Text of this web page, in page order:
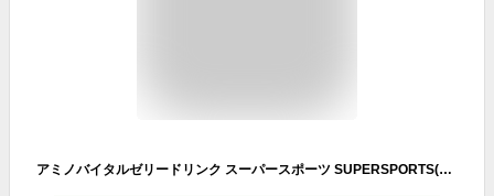
アミノバイタルゼリードリンク スーパースポーツ SUPERSPORTS(100g*6個入)【アミノバイタル(AMINO VITAL)】[ゼリー 栄養ゼリー BCAA アミノ酸]